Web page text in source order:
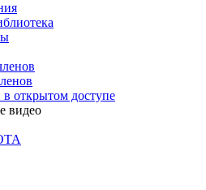
открытом доступе
видео